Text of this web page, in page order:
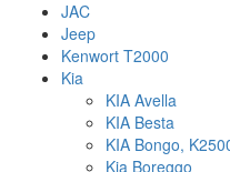
JAC
Jeep
Kenwort T2000
Kia
KIA Avella
KIA Besta
KIA Bongo,
Kia Boreggo